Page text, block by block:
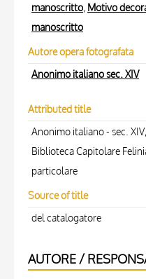
manoscritto, Motivo
manoscritto
Autore opera fotografata
Anonimo italiano sec. XIV
Attributed title
Anonimo italiano - sec.
Biblioteca Capitolare
particolare
Source of title
del catalogatore
AUTORE /